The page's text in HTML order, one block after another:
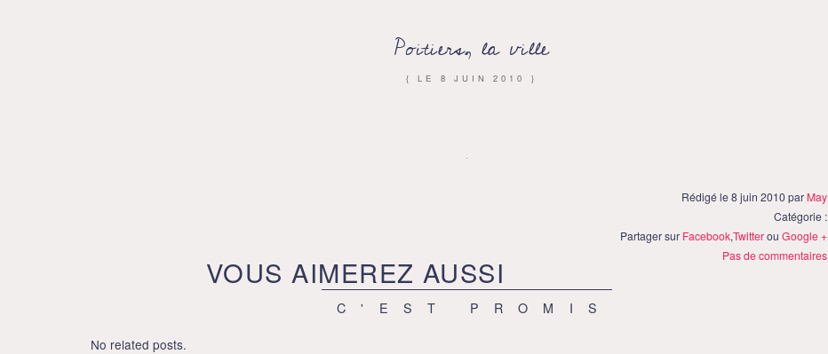
Poitiers, la ville
{ LE 8 JUIN 2010 }
Rédigé le 8 juin 2010 par May
Catégorie :
Partager sur Facebook,TwitterouGoogle +
Pas de commentaires
VOUS AIMEREZ AUSSI
C'EST PROMIS
No related posts.